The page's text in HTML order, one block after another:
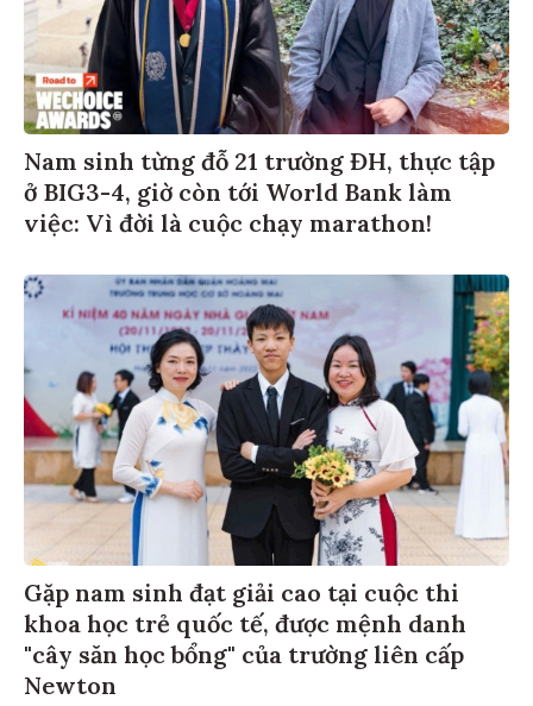
Nam sinh từng đỗ 21 trường ĐH, thực tập
ở BIG3-4, giờ còn tới World Bank làm
việc: Vì đời là cuộc chạy marathon!
Gặp nam sinh đạt giải cao tại cuộc thi
khoa học trẻ quốc tế, được mệnh danh
"cây săn học bổng" của trường liên cấp
Newton